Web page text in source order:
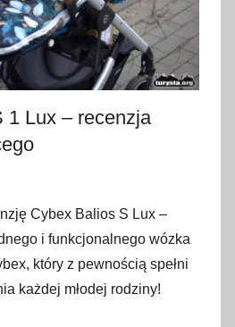
1 Lux – recenzja
Cybex Balios S Lux –
i funkcjonalnego wózka
który z pewnością spełni
każdej młodej rodziny!